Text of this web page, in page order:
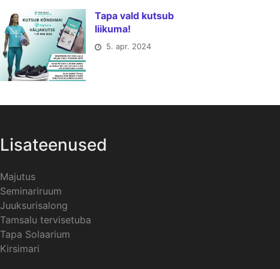
Tapa vald kutsub
liikuma!
5. apr. 2024
Lisateenused
Majutus
Seminariruum
Juuksurisalong
Tamsalu tervisetuba
Tapa Solaarium
Kirsimari